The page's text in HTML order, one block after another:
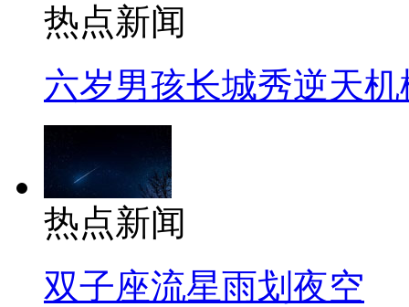
热点新闻
六岁男孩长城秀逆天机
热点新闻
双子座流星雨划夜空